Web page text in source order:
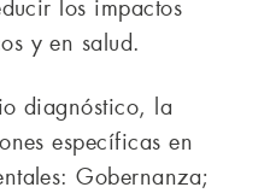
los impactos
y en salud.
diagnóstico, la
específicas en
Gobernanza;